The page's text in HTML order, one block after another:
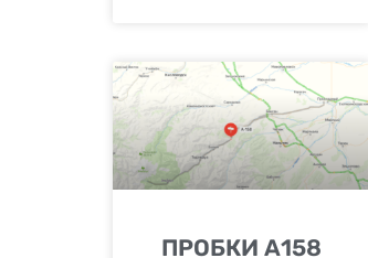
ПРОБКИ А158